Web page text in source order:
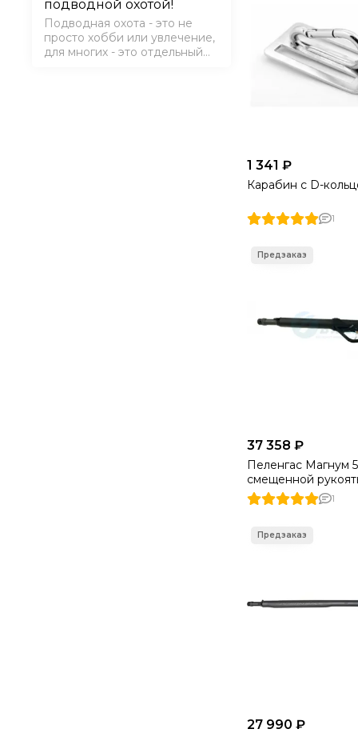
1 341 ₽
Карабин с D-
1
37 358 ₽
Пеленгас Магнум
смещенной
1
27 990 ₽
подводной охотой!
Подводная охота - это не
просто хобби или увлечение,
для многих - это отдельный